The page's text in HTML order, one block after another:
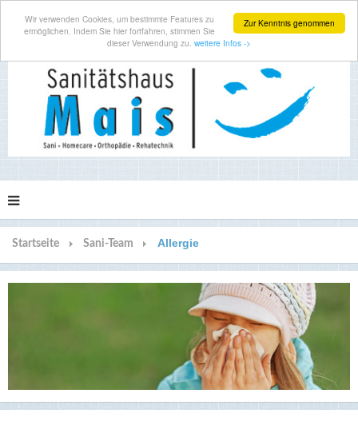
Zur Kenntnis genommen
Wir verwenden Cookies, um bestimmte Features zu
ermöglichen. Indem Sie hier fortfahren, stimmen Sie
dieser Verwendung zu. weitere Infos ->
Startseite Sani-Team Allergie